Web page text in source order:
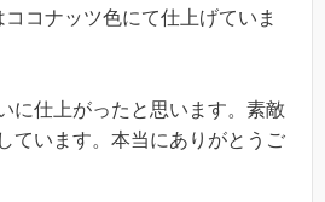
コナッツ色にて仕上げていま
に仕上がったと思います。素敵
ています。本当にありがとうご